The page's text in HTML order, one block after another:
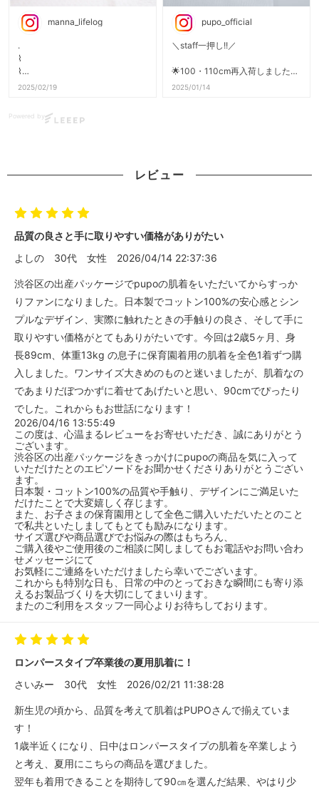
◇綿100％で汗をしっかり吸収
柔らかな着心地でお肌を優しく包
𓐄 𓐄 𓐄 𓐄 𓐄 𓐄 𓐄 𓐄 𓐄 𓐄 𓐄 𓐄 𓐄 𓐄 𓐄 𓐄 𓐄 𓐄
お気軽にコメントください✉️🤍
𓐄 𓐄 𓐄 𓐄 𓐄 𓐄 𓐄 𓐄 𓐄 𓐄 𓐄 𓐄 𓐄 𓐄 𓐄 𓐄 𓐄 𓐄
価格やサイズなど
その他商品についてのご質問は
𓐄 𓐄 𓐄 𓐄 𓐄 𓐄 𓐄 𓐄 𓐄 𓐄 𓐄 𓐄 𓐄 𓐄 𓐄 𓐄 𓐄 𓐄
manna_lifelog
.
⌇
⌇
気性の良いワッフル素材で、
汗をかいてもサラサラだから、
春〜秋まで長く使えそうです✨
丈が長めで、おなかが出にくいの
もうれしい◎
気になる方はぜひチェックしてみ
てください！
••┈┈┈┈•• ⁡••┈┈┈┈••
••┈┈┈┈••
PUPO pupo_official ⁡
エアリーワッフル素材の半袖丸首
インナーシャツ
model 1y7m / 80cm / 11kg /
90size着用
☑︎size 80 / 90 / 100 / 110 cm
☑︎coior ホワイト
••┈┈┈┈•• ⁡••┈┈┈┈••
••┈┈┈┈•• ⁡
𖤘
#pr #pupo6thアンバサダー
ビー服 #ベビーコーデ #ベビー服
男の子 #ベビー服女の子 #赤ちゃ
ん服 #出産準備 #出産祝い #ベビ
ゃんのいる暮らし #赤ちゃんのい
コーデ
2025/02/19
pupo_official
＼staff一押し!!／
🌟100・110cm再入荷しました♪
（品番：24-36N21）
価格やサイズなど商品についての
ご質問は、
お気軽にコメントください✉️🕊️
𓐄 𓐄 𓐄 𓐄 𓐄 𓐄 𓐄 𓐄 𓐄 𓐄 𓐄 𓐄 𓐄 𓐄 𓐄 𓐄 𓐄 𓐄
2025/01/14
Powered by
レビュー
品質の良さと手に取りやすい価格がありがたい
よしの
30代 女性 2026/04/14 22:37:36
渋谷区の出産パッケージでpupoの肌着をいただいてからすっか
りファンになりました。日本製でコットン100%の安心感とシン
プルなデザイン、実際に触れたときの手触りの良さ、そして手に
取りやすい価格がとてもありがたいです。今回は2歳5ヶ月、身
長89cm、体重13kg の息子に保育園着用の肌着を全色1着ずつ購
入しました。ワンサイズ大きめのものと迷いましたが、肌着なの
であまりだぼつかずに着せてあげたいと思い、90cmでぴったり
でした。これからもお世話になります！
2026/04/16 13:55:49
この度は、心温まるレビューをお寄せいただき、誠にありがとう
ございます。
渋谷区の出産パッケージをきっかけにpupoの商品を気に入って
いただけたとのエピソードをお聞かせくださりありがとうござい
ます。
日本製・コットン100%の品質や手触り、デザインにご満足いた
だけたことで大変嬉しく存じます。
また、お子さまの保育園用として全色ご購入いただいたとのこと
で私共といたしましてもとても励みになります。
サイズ選びや商品選びでお悩みの際はもちろん、
ご購入後やご使用後のご相談に関しましてもお電話やお問い合わ
せメッセージにて
お気軽にご連絡をいただけましたら幸いでございます。
これからも特別な日も、日常の中のとっておきな瞬間にも寄り添
えるお製品づくりを大切にしてまいります。
またのご利用をスタッフ一同心よりお待ちしております。
ロンパースタイプ卒業後の夏用肌着に！
さいみー
30代 女性 2026/02/21 11:38:28
新生児の頃から、品質を考えて肌着はPUPOさんで揃えていま
す！
1歳半近くになり、日中はロンパースタイプの肌着を卒業しよう
と考え、夏用にこちらの商品を選びました。
翌年も着用できることを期待して90㎝を選んだ結果、やはり少